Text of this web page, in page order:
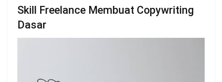
Skill Freelance Membuat Copywriting
Dasar